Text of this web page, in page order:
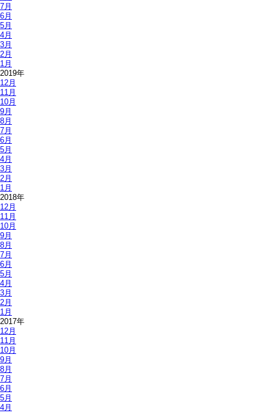
7月
6月
5月
4月
3月
2月
1月
2019年
12月
11月
10月
9月
8月
7月
6月
5月
4月
3月
2月
1月
2018年
12月
11月
10月
9月
8月
7月
6月
5月
4月
3月
2月
1月
2017年
12月
11月
10月
9月
8月
7月
6月
5月
4月